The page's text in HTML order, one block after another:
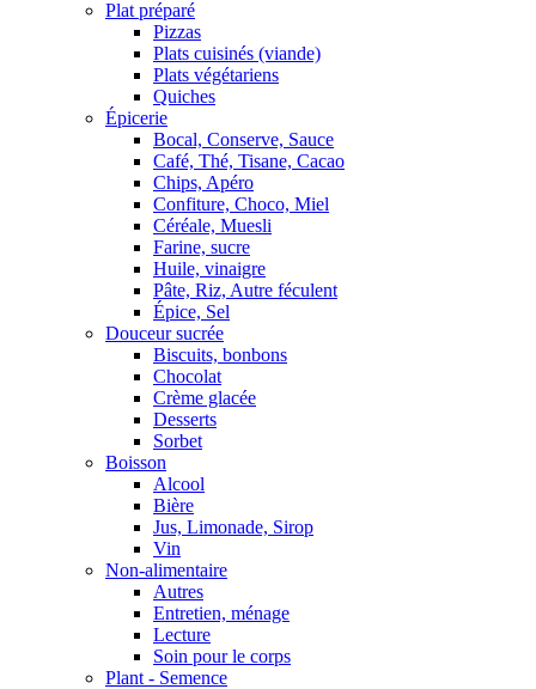
Plat préparé
Pizzas
Plats cuisinés (viande)
Plats végétariens
Quiches
Épicerie
Bocal, Conserve, Sauce
Café, Thé, Tisane, Cacao
Chips, Apéro
Confiture, Choco, Miel
Céréale, Muesli
Farine, sucre
Huile, vinaigre
Pâte, Riz, Autre féculent
Épice, Sel
Douceur sucrée
Biscuits, bonbons
Chocolat
Crème glacée
Desserts
Sorbet
Boisson
Alcool
Bière
Jus, Limonade, Sirop
Vin
Non-alimentaire
Autres
Entretien, ménage
Lecture
Soin pour le corps
Plant - Semence